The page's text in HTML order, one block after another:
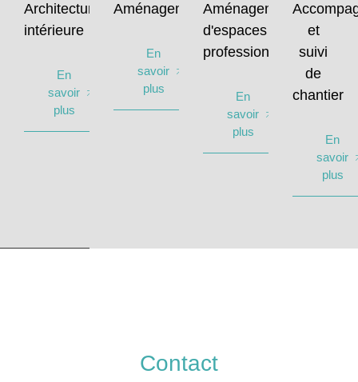
Architecture
intérieure
En
savoir
plus
Aménagement
En
savoir
plus
Aménagement
d'espaces
professionnels
En
savoir
plus
et
suivi
de
chantier
En
savoir
plus
Contact